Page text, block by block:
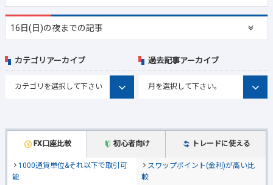
16日(日)の夜までの記事
FX口座比較 初心者向け トレードに使える
1000通貨単位&それ以下で取引可
能
スワップポイント(金利)が高い比
較
カテゴリアーカイブ 過去記事アーカイブ